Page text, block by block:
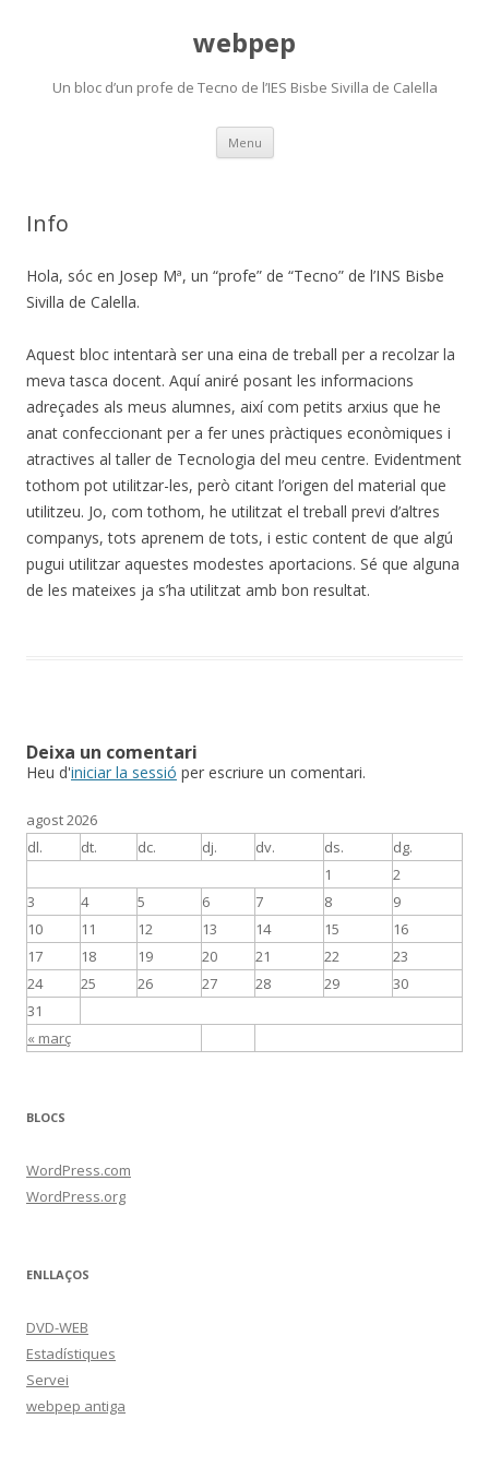
webpep
Un bloc d’un profe de Tecno de l’IES Bisbe Sivilla de Calella
Menu Skip
content
Info
Hola, sóc en Josep Mª, un “profe” de “Tecno” de l’INS Bisbe
Sivilla de Calella.
Aquest bloc intentarà ser una eina de treball per a recolzar la
meva tasca docent. Aquí aniré posant les informacions
adreçades als meus alumnes, així com petits arxius que he
anat confeccionant per a fer unes pràctiques econòmiques i
atractives al taller de Tecnologia del meu centre. Evidentment
tothom pot utilitzar-les, però citant l’origen del material que
utilitzeu. Jo, com tothom, he utilitzat el treball previ d’altres
companys, tots aprenem de tots, i estic content de que algú
pugui utilitzar aquestes modestes aportacions. Sé que alguna
de les mateixes ja s’ha utilitzat amb bon resultat.
Deixa un comentari
Heu d'iniciar la sessió per escriure un comentari.
agost 2026
dl.
dt. dc. dj. dv. ds. dg.
« març
1
2
3
4 5 6 7 8
9
10
11 12 13 14 15
16
17
18 19 20 21 22
23
24
25 26 27 28 29
30
31
BLOCS
WordPress.com
WordPress.org
ENLLAÇOS
DVD-WEB
Estadístiques
Servei
webpep antiga